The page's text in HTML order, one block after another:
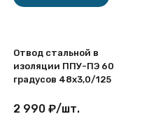
Отвод стальной в
изоляции ППУ-ПЭ 60
градусов 48х3,0/125
2 990 ₽/шт.